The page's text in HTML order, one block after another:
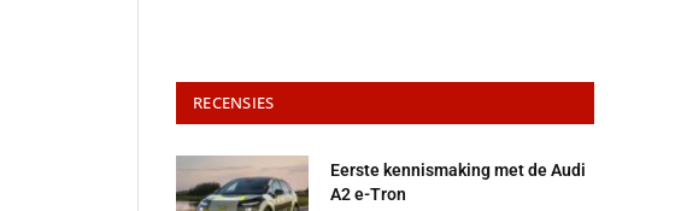
RECENSIES
Eerste kennismaking met de Audi
A2 e-Tron